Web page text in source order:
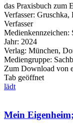
das Praxisbuch zum
Verfasser: Gruschka,
Verfasser
Medienkennzeichen:
Jahr: 2024
Verlag: München,
Mediengruppe:
Zum Download von
Tab geöffnet
lädt
Mein